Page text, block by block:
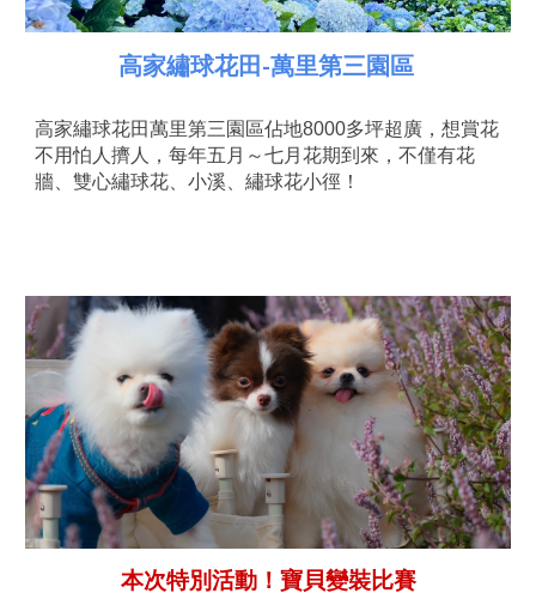
高家繡球花田-萬里第三園區
高家繡球花田萬里第三園區佔地8000多坪超廣，想賞花
不用怕人擠人，每年五月～七月花期到來，不僅有花
牆、雙心繡球花、小溪、繡球花小徑！
本次特別活動！寶貝變裝比賽